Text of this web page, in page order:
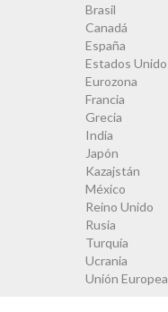
Brasil
Canadá
España
Estados
Eurozona
Francia
Grecia
India
Japón
Kazajstán
México
Reino Unido
Rusia
Turquía
Ucrania
Unión Europea